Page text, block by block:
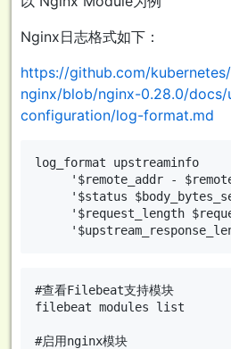
Nginx日志格式如下：
https://github.com/
nginx/blob/nginx-0.28.0/
configuration/log-format.md
log_format upstreaminfo
'$remote_addr -
'$status
'$request_length
#查看Filebeat支持模块
filebeat modules list
#启用nginx模块